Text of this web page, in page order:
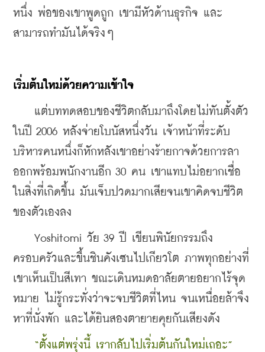
หนึ่ง พ่อของเขาพูดถูก เขามีหัวด้านธุรกิจ และ
สามารถทำมันได้จริงๆ
เริ่มต้นใหม่ด้วยความเข้าใจ
แต่บททดสอบของชีวิตกลับมาถึงโดยไม่ทันตั้งตัว
ในปี 2006 หลังจ่ายโบนัสหนึ่งวัน เจ้าหน้าที่ระดับ
บริหารคนหนึ่งก็หักหลังเขาอย่างร้ายกาจด้วยการลา
ออกพร้อมพนักงานอีก 30 คน เขาแทบไม่อยากเชื่อ
ในสิ่งที่เกิดขึ้น มันเจ็บปวดมากเสียจนเขาคิดจบชีวิต
ของตัวเองลง
Yoshitomi วัย 39 ปี เขียนพินัยกรรมถึง
ครอบครัวและขึ้นชินคังเซนไปเกียวโต ภาพทุกอย่างที่
เขาเห็นเป็นสีเทา ขณะเดินหมดอาลัยตายอยากไร้จุด
หมาย ไม่รู้กระทั่งว่าจะจบชีวิตที่ไหน จนเหนื่อยล้าจึง
หาที่นั่งพัก และได้ยินสองตายายคุยกันเสียงดัง
“ตั้งแต่พรุ่งนี้ เรากลับไปเริ่มต้นกันใหม่เถอะ”